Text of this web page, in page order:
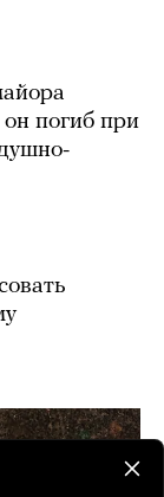
погиб при